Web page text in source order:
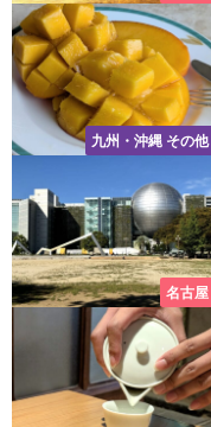
九州・沖縄 その他
名古屋